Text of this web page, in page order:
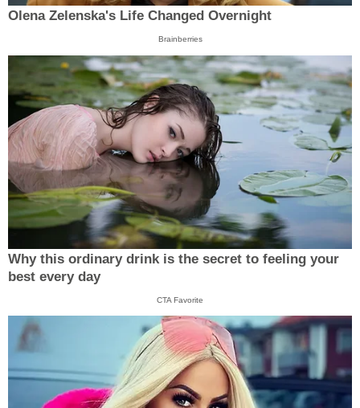
Olena Zelenska's Life Changed Overnight
Brainberries
Why this ordinary drink is the secret to feeling your
best every day
CTA Favorite